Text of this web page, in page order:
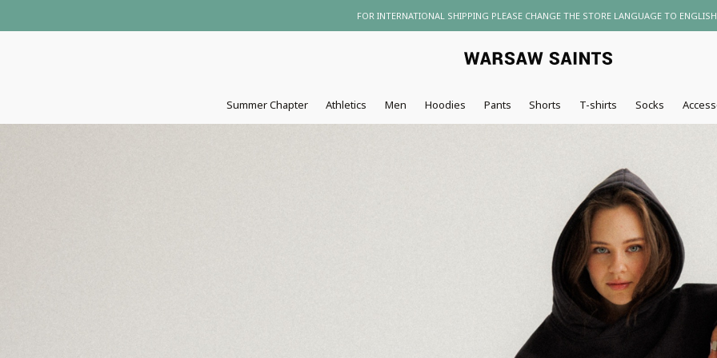
SUBSCRIBE TO OUR NEWSLETTER AND GET 10% DISCOUNT
Summer Chapter Athletics Men Hoodies Pants Shorts T-shirts Socks